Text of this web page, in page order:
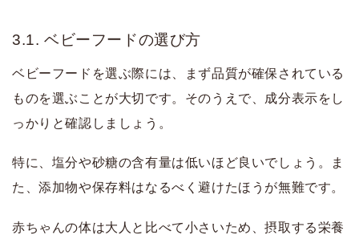
3.1. ベビーフードの選び方
ベビーフードを選ぶ際には、まず品質が確保されている
ものを選ぶことが大切です。そのうえで、成分表示をし
っかりと確認しましょう。
特に、塩分や砂糖の含有量は低いほど良いでしょう。ま
た、添加物や保存料はなるべく避けたほうが無難です。
赤ちゃんの体は大人と比べて小さいため、摂取する栄養